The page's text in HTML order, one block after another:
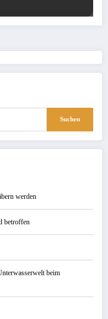
Suchen
werden
betroffen
beim